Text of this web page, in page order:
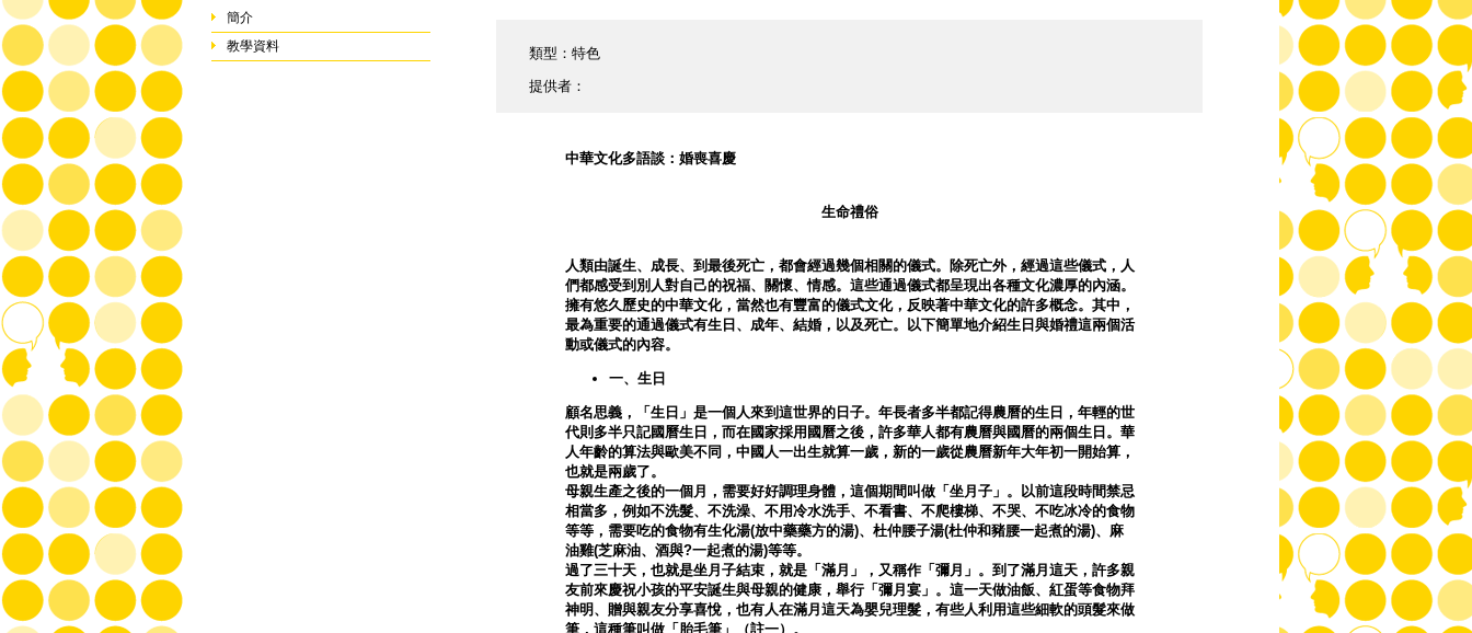
簡介
教學資料
類型：特色
提供者：
中華文化多語談：婚喪喜慶
生命禮俗
人類由誕生、成長、到最後死亡，都會經過幾個相關的儀式。除死亡外，經過這些儀式，人
們都感受到別人對自己的祝福、關懷、情感。這些通過儀式都呈現出各種文化濃厚的內涵。
擁有悠久歷史的中華文化，當然也有豐富的儀式文化，反映著中華文化的許多概念。其中，
最為重要的通過儀式有生日、成年、結婚，以及死亡。以下簡單地介紹生日與婚禮這兩個活
動或儀式的內容。
一、生日
顧名思義，「生日」是一個人來到這世界的日子。年長者多半都記得農曆的生日，年輕的世
代則多半只記國曆生日，而在國家採用國曆之後，許多華人都有農曆與國曆的兩個生日。華
人年齡的算法與歐美不同，中國人一出生就算一歲，新的一歲從農曆新年大年初一開始算，
也就是兩歲了。
母親生產之後的一個月，需要好好調理身體，這個期間叫做「坐月子」。以前這段時間禁忌
相當多，例如不洗髮、不洗澡、不用冷水洗手、不看書、不爬樓梯、不哭、不吃冰冷的食物
等等，需要吃的食物有生化湯(放中藥藥方的湯)、杜仲腰子湯(杜仲和豬腰一起煮的湯)、麻
油雞(芝麻油、酒與?一起煮的湯)等等。
過了三十天，也就是坐月子結束，就是「滿月」，又稱作「彌月」。到了滿月這天，許多親
友前來慶祝小孩的平安誕生與母親的健康，舉行「彌月宴」。這一天做油飯、紅蛋等食物拜
神明、贈與親友分享喜悅，也有人在滿月這天為嬰兒理髮，有些人利用這些細軟的頭髮來做
筆，這種筆叫做「胎毛筆」（註一）。